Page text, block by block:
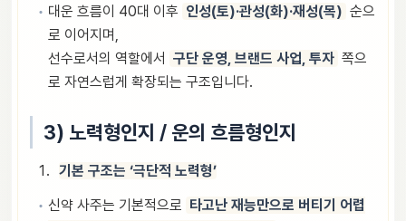
대운 흐름이 40대 이후 인성(토)·관성(화)·재성(목) 순으
로 이어지며,
선수로서의 역할에서 구단 운영, 브랜드 사업, 투자 쪽으
로 자연스럽게 확장되는 구조입니다.
3) 노력형인지 / 운의 흐름형인지
기본 구조는 ‘극단적 노력형’
신약 사주는 기본적으로 타고난 재능만으로 버티기 어렵